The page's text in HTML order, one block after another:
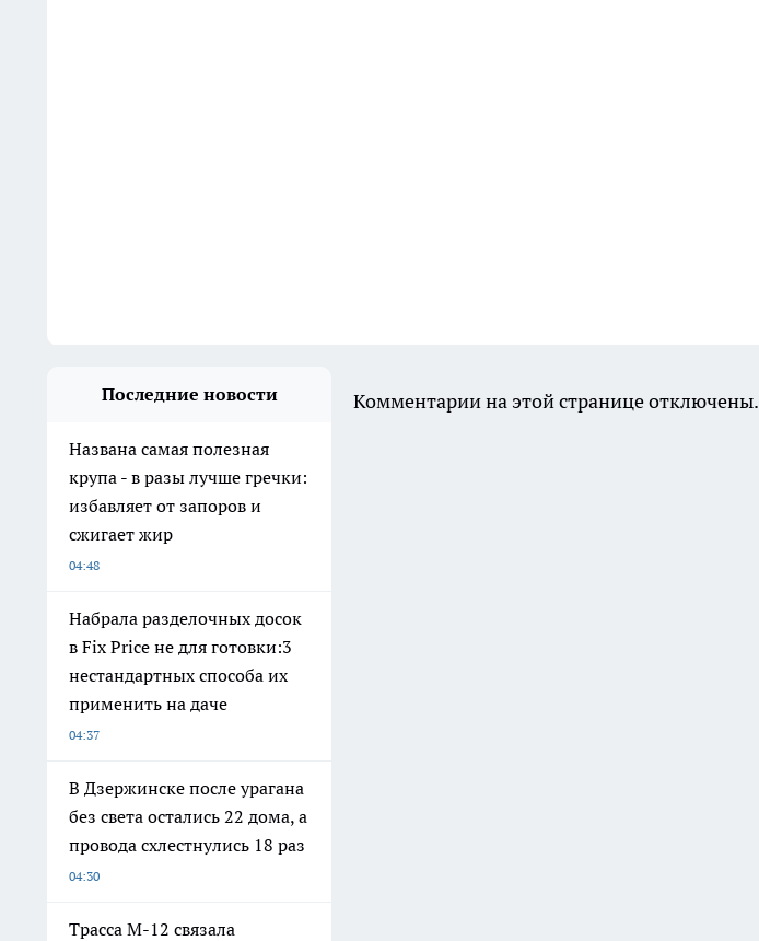
Последние новости
Названа самая полезная
крупа - в разы лучше гречки:
избавляет от запоров и
сжигает жир
04:48
Набрала разделочных досок
в Fix Price не для готовки:3
нестандартных способа их
применить на даче
04:37
В Дзержинске после урагана
без света остались 22 дома, а
провода схлестнулись 18 раз
04:30
Трасса М-12 связала
Комментарии на этой странице отключены.